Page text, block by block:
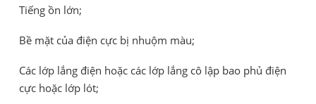
Tiếng ồn lớn;
Bề mặt của điện cực bị nhuộm màu;
Các lớp lắng điện hoặc các lớp lắng cô lập bao phủ điện
cực hoặc lớp lót;